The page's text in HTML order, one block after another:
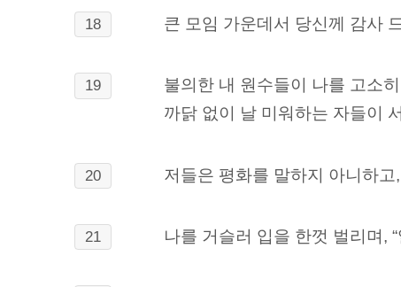
18 큰 모임 가운데서 당신께 감사
19
불의한 내 원수들이 나를 고소
까닭 없이 날 미워하는 자들이
20 저들은 평화를 말하지 아니하
21 나를 거슬러 입을 한껏 벌리며,